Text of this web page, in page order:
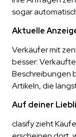
sogar
Aktuelle
Verkäufer mit
besser:
Beschreibungen
Artikeln, die
Auf deiner
clasify zieht